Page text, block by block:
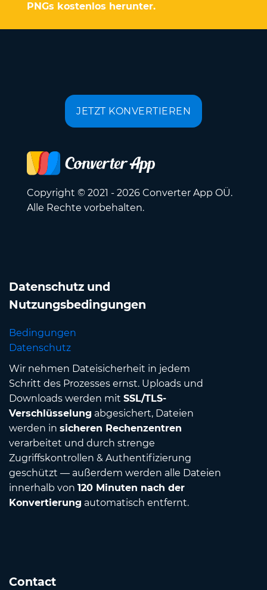
PNGs kostenlos herunter.
JETZT KONVERTIEREN
Copyright © 2021 - 2026 Converter App OÜ.
Alle Rechte vorbehalten.
Datenschutz und
Nutzungsbedingungen
Bedingungen
Datenschutz
Wir nehmen Dateisicherheit in jedem
Schritt des Prozesses ernst. Uploads und
Downloads werden mit SSL/TLS-
Verschlüsselung abgesichert, Dateien
werden in sicheren Rechenzentren
verarbeitet und durch strenge
Zugriffskontrollen & Authentifizierung
geschützt — außerdem werden alle Dateien
innerhalb von 120 Minuten nach der
Konvertierung automatisch entfernt.
Contact